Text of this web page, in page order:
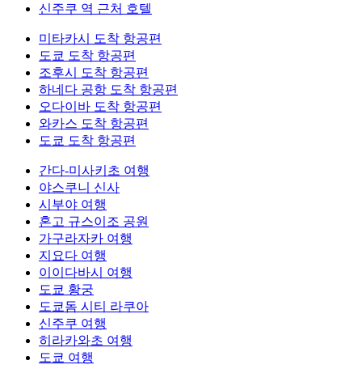
신주쿠 역 근처 호텔
미타카시 도착 항공편
도쿄 도착 항공편
조후시 도착 항공편
하네다 공항 도착 항공편
오다이바 도착 항공편
와카스 도착 항공편
도쿄 도착 항공편
간다-미사키초 여행
야스쿠니 신사
시부야 여행
혼고 규스이조 공원
가구라자카 여행
지요다 여행
이이다바시 여행
도쿄 황궁
도쿄돔 시티 라쿠아
신주쿠 여행
히라카와초 여행
도쿄 여행